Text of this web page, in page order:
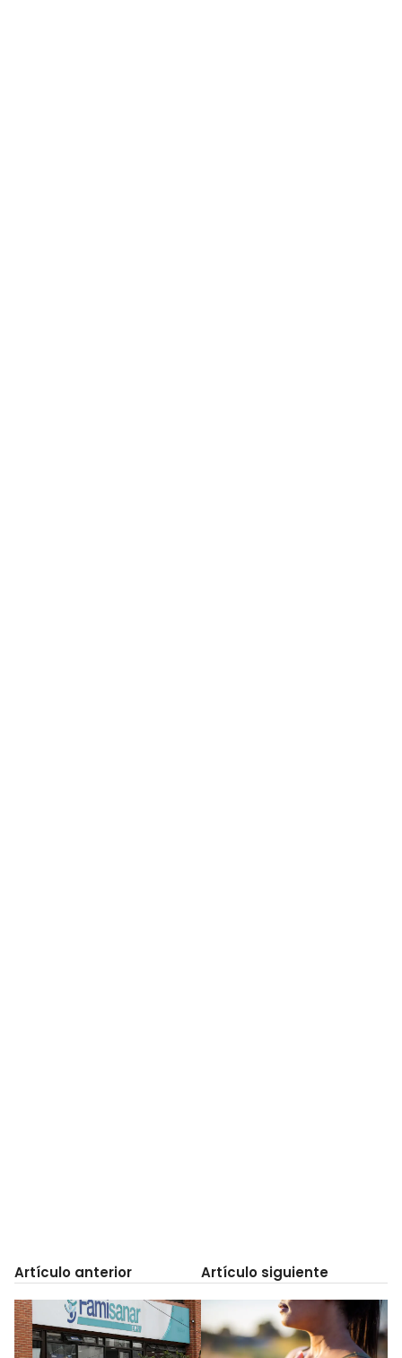
Artículo anterior Artículo siguiente